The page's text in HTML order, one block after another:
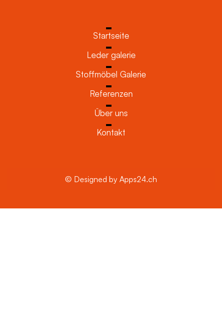
Startseite
Leder galerie
Stoffmöbel Galerie
Referenzen
Über uns
Kontakt
© Designed by Apps24.ch